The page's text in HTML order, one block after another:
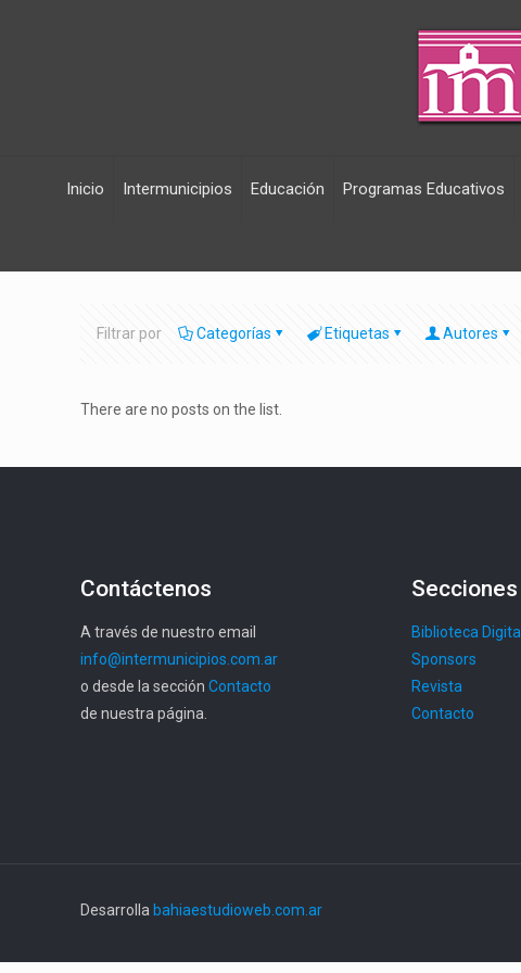
Inicio Intermunicipios Educación Programas Educativos
Filtrar por Categorías Etiquetas Autores
There are no posts on the list.
Contáctenos
A través de nuestro email
info@intermunicipios.com.ar
o desde la sección Contacto
de nuestra página.
Secciones
Biblioteca Digital
Sponsors
Revista
Contacto
Desarrolla bahiaestudioweb.com.ar